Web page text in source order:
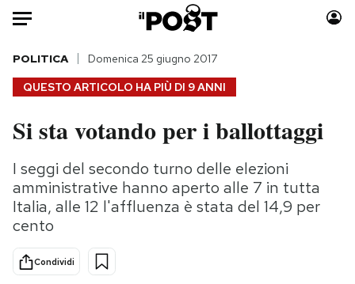
Auto
HOME
Italia
Politica
Tecnologia
Internet
Scienza
Cultura
Moda
Consumismi
Storie/Idee
QUESTO ARTICOLO HA PIÙ DI 9 ANNI
POLITICA Domenica 25 giugno 2017
Si sta votando per i ballottaggi
I seggi del secondo turno delle elezioni
amministrative hanno aperto alle 7 in tutta
Italia, alle 12 l'affluenza è stata del 14,9 per
cento
Condividi